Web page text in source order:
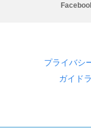
プライバシ
ガイド